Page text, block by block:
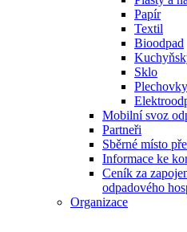
Papír
Textil
Bioodpad
Sklo
Mobilní svoz
Partneři
Sběrné místo
Informace ke
Ceník za
odpadového
Organizace